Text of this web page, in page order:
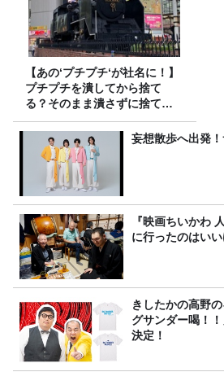
【あの‘プチプチ‘が社名に！】
プチプチを潰してから捨て
る？そのまま潰さずに捨て
る？
妄想散歩へ出発
『映画ちいかわ
に行ったのはい
きしたかの高野
グサンダー喝！
決定！